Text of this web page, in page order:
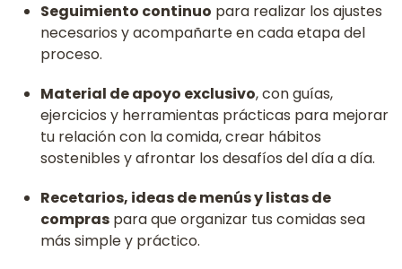
Seguimiento continuo para realizar los ajustes
necesarios y acompañarte en cada etapa del
proceso.
Material de apoyo exclusivo, con guías,
ejercicios y herramientas prácticas para mejorar
tu relación con la comida, crear hábitos
sostenibles y afrontar los desafíos del día a día.
Recetarios, ideas de menús y listas de
compras para que organizar tus comidas sea
más simple y práctico.